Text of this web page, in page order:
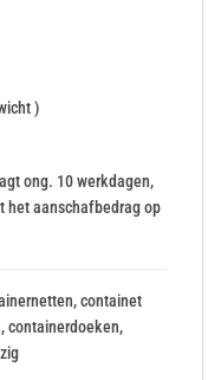
)
ong. 10 werkdagen,
het aanschafbedrag op
containet
containerdoeken,